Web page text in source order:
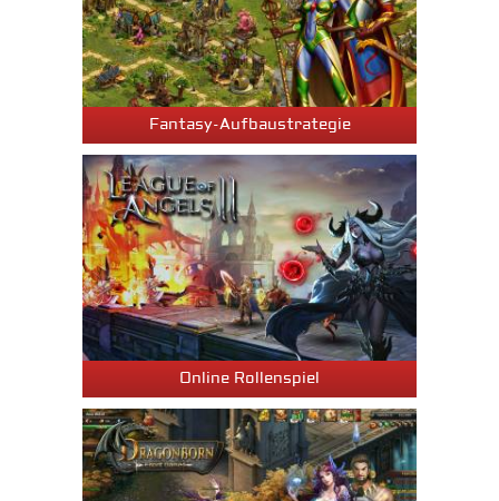
Fantasy-Aufbaustrategie
Online Rollenspiel